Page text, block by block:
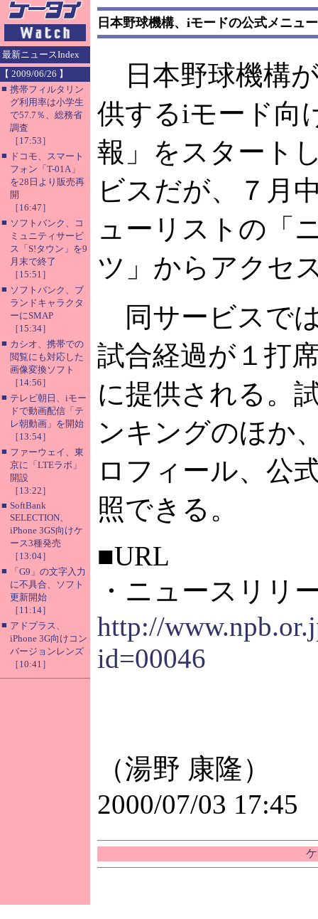
最新ニュースIndex
【 2009/06/26 】
■ 携帯フィルタリン
グ利用率は小学生
で57.7％、総務省
調査
［17:53］
■ ドコモ、スマート
フォン「T-01A」
を28日より販売再
開
［16:47］
■ ソフトバンク、コ
ミュニティサービ
ス「S!タウン」を9
月末で終了
［15:51］
■ ソフトバンク、ブ
ランドキャラクタ
ーにSMAP
［15:34］
■ カシオ、携帯での
閲覧にも対応した
画像変換ソフト
［14:56］
■ テレビ朝日、iモー
ドで動画配信「テ
レ朝動画」を開始
［13:54］
■ ファーウェイ、東
京に「LTEラボ」
開設
［13:22］
■ SoftBank
SELECTION、
iPhone 3GS向けケ
ース3種発売
［13:04］
■
「G9」の文字入力
に不具合、ソフト
更新開始
［11:14］
■ アドプラス、
iPhone 3G向けコン
バージョンレンズ
［10:41］
日本野球機構、iモードの公式メニュ
日本野球機構
供するiモード向
報」をスタート
ビスだが、７月
ューリストの「
ツ」からアクセ
同サービスで
試合経過が１打
に提供される。
ンキングのほか
ロフィール、公
照できる。
■URL
・ニュースリリ
http://
id=00046
（湯野 康隆）
2000/07/03 17:45